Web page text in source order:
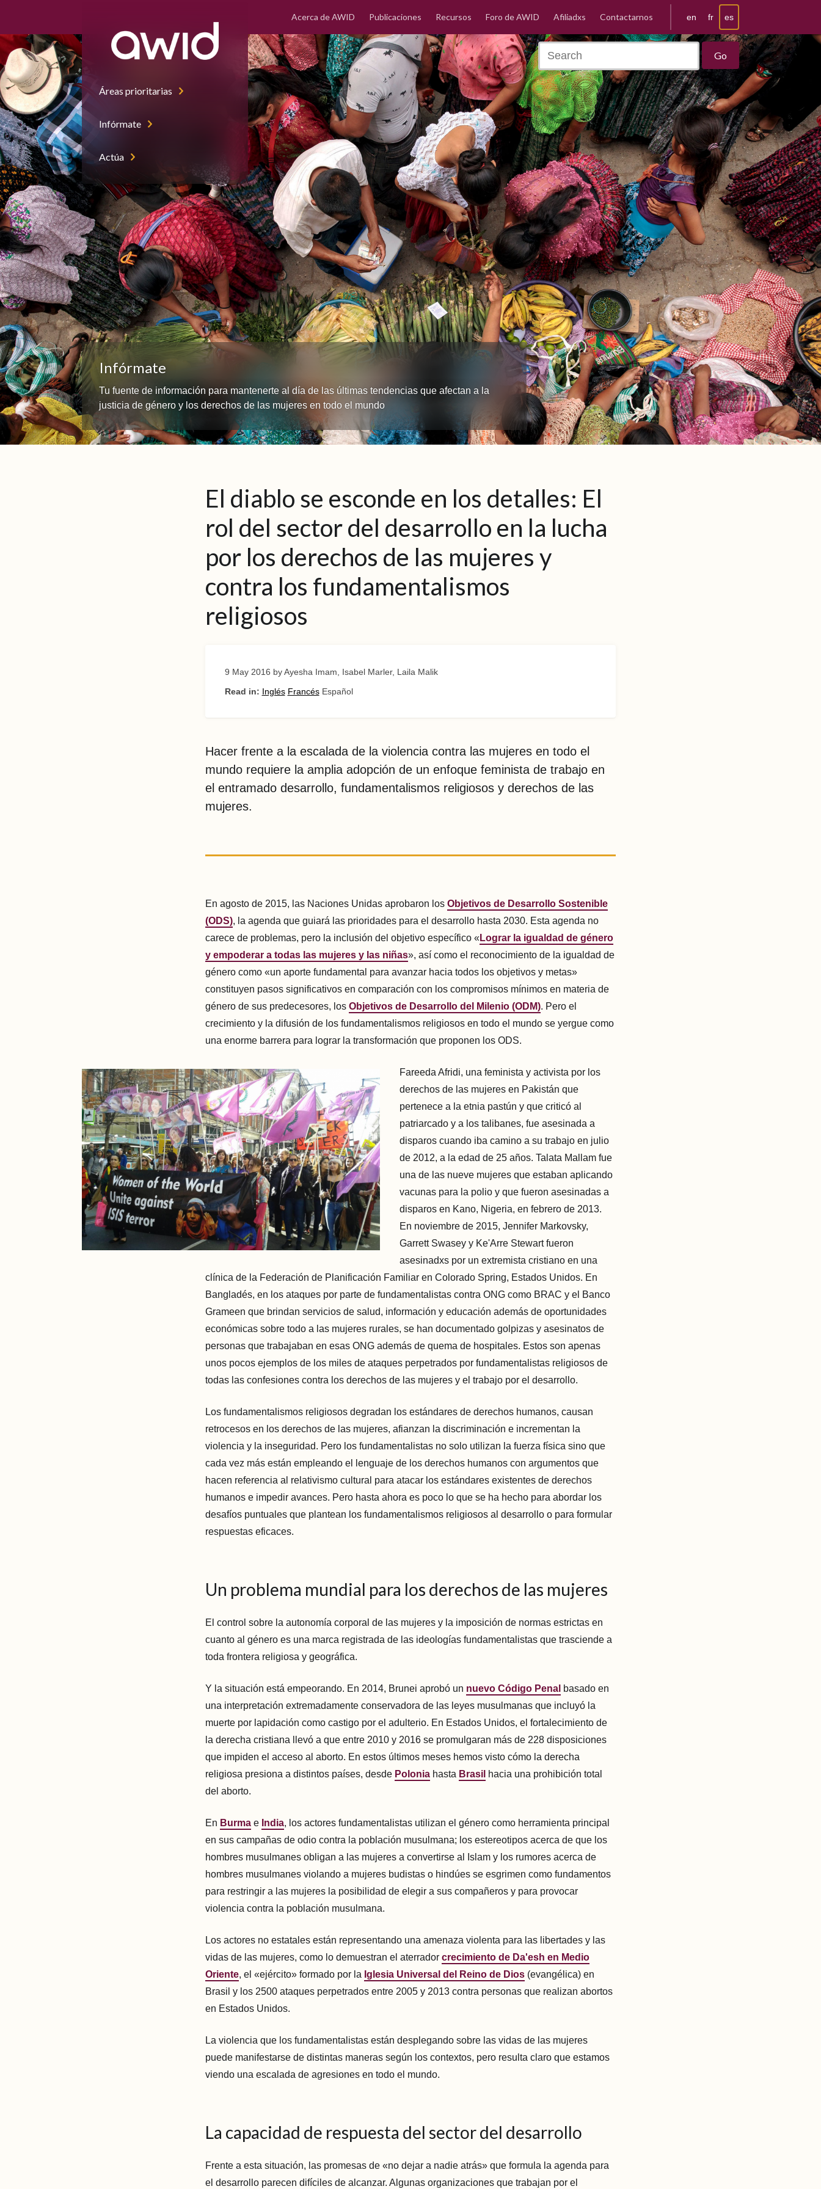
Áreas prioritarias
Infórmate
Actúa
en fr es
Acerca de AWID Publicaciones Recursos Foro de AWID Afiliadxs Contactarnos
Infórmate
Tu fuente de información para mantenerte al día de las últimas tendencias que afectan a la
justicia de género y los derechos de las mujeres en todo el mundo
El diablo se esconde en los detalles: El
rol del sector del desarrollo en la lucha
por los derechos de las mujeres y
contra los fundamentalismos
religiosos
9 May 2016 by Ayesha Imam, Isabel Marler, Laila Malik
Read in: Inglés Francés Español
Hacer frente a la escalada de la violencia contra las mujeres en todo el
mundo requiere la amplia adopción de un enfoque feminista de trabajo en
el entramado desarrollo, fundamentalismos religiosos y derechos de las
mujeres.
En agosto de 2015, las Naciones Unidas aprobaron los Objetivos de Desarrollo Sostenible
(ODS), la agenda que guiará las prioridades para el desarrollo hasta 2030. Esta agenda no
carece de problemas, pero la inclusión del objetivo específico « Lograr la igualdad de género
y empoderar a todas las mujeres y las niñas», así como el reconocimiento de la igualdad de
género como «un aporte fundamental para avanzar hacia todos los objetivos y metas»
constituyen pasos significativos en comparación con los compromisos mínimos en materia de
género de sus predecesores, los Objetivos de Desarrollo del Milenio (ODM). Pero el
crecimiento y la difusión de los fundamentalismos religiosos en todo el mundo se yergue como
una enorme barrera para lograr la transformación que proponen los ODS.
Fareeda Afridi, una feminista y activista por los
derechos de las mujeres en Pakistán que
pertenece a la etnia pastún y que criticó al
patriarcado y a los talibanes, fue asesinada a
disparos cuando iba camino a su trabajo en julio
de 2012, a la edad de 25 años. Talata Mallam fue
una de las nueve mujeres que estaban aplicando
vacunas para la polio y que fueron asesinadas a
disparos en Kano, Nigeria, en febrero de 2013.
En noviembre de 2015, Jennifer Markovsky,
Garrett Swasey y Ke'Arre Stewart fueron
asesinadxs por un extremista cristiano en una
clínica de la Federación de Planificación Familiar en Colorado Spring, Estados Unidos. En
Bangladés, en los ataques por parte de fundamentalistas contra ONG como BRAC y el Banco
Grameen que brindan servicios de salud, información y educación además de oportunidades
económicas sobre todo a las mujeres rurales, se han documentado golpizas y asesinatos de
personas que trabajaban en esas ONG además de quema de hospitales. Estos son apenas
unos pocos ejemplos de los miles de ataques perpetrados por fundamentalistas religiosos de
todas las confesiones contra los derechos de las mujeres y el trabajo por el desarrollo.
Los fundamentalismos religiosos degradan los estándares de derechos humanos, causan
retrocesos en los derechos de las mujeres, afianzan la discriminación e incrementan la
violencia y la inseguridad. Pero los fundamentalistas no solo utilizan la fuerza física sino que
cada vez más están empleando el lenguaje de los derechos humanos con argumentos que
hacen referencia al relativismo cultural para atacar los estándares existentes de derechos
humanos e impedir avances. Pero hasta ahora es poco lo que se ha hecho para abordar los
desafíos puntuales que plantean los fundamentalismos religiosos al desarrollo o para formular
respuestas eficaces.
Un problema mundial para los derechos de las mujeres
El control sobre la autonomía corporal de las mujeres y la imposición de normas estrictas en
cuanto al género es una marca registrada de las ideologías fundamentalistas que trasciende a
toda frontera religiosa y geográfica.
Y la situación está empeorando. En 2014, Brunei aprobó un nuevo Código Penal basado en
una interpretación extremadamente conservadora de las leyes musulmanas que incluyó la
muerte por lapidación como castigo por el adulterio. En Estados Unidos, el fortalecimiento de
la derecha cristiana llevó a que entre 2010 y 2016 se promulgaran más de 228 disposiciones
que impiden el acceso al aborto. En estos últimos meses hemos visto cómo la derecha
religiosa presiona a distintos países, desde Polonia hasta Brasil hacia una prohibición total
del aborto.
En Burma e India, los actores fundamentalistas utilizan el género como herramienta principal
en sus campañas de odio contra la población musulmana; los estereotipos acerca de que los
hombres musulmanes obligan a las mujeres a convertirse al Islam y los rumores acerca de
hombres musulmanes violando a mujeres budistas o hindúes se esgrimen como fundamentos
para restringir a las mujeres la posibilidad de elegir a sus compañeros y para provocar
violencia contra la población musulmana.
Los actores no estatales están representando una amenaza violenta para las libertades y las
vidas de las mujeres, como lo demuestran el aterrador crecimiento de Da'esh en Medio
Oriente, el «ejército» formado por la Iglesia Universal del Reino de Dios (evangélica) en
Brasil y los 2500 ataques perpetrados entre 2005 y 2013 contra personas que realizan abortos
en Estados Unidos.
La violencia que los fundamentalistas están desplegando sobre las vidas de las mujeres
puede manifestarse de distintas maneras según los contextos, pero resulta claro que estamos
viendo una escalada de agresiones en todo el mundo.
La capacidad de respuesta del sector del desarrollo
Frente a esta situación, las promesas de «no dejar a nadie atrás» que formula la agenda para
el desarrollo parecen difíciles de alcanzar. Algunas organizaciones que trabajan por el